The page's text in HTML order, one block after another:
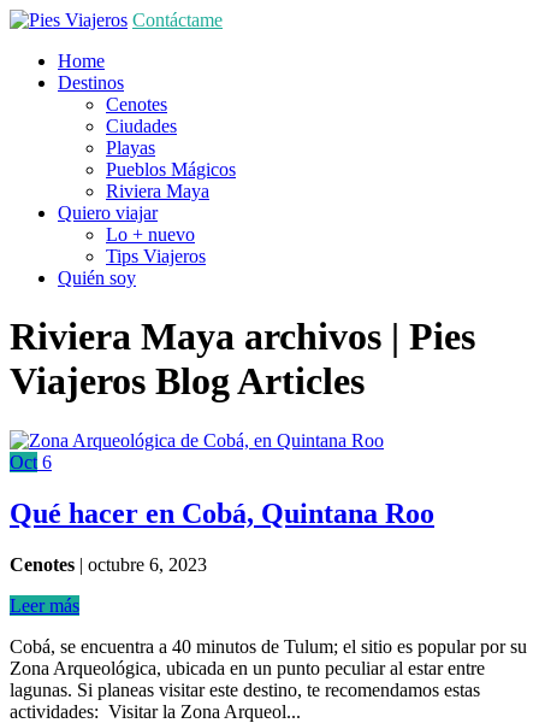
Contáctame
Home
Destinos
Cenotes
Ciudades
Playas
Pueblos Mágicos
Riviera Maya
Quiero viajar
Lo + nuevo
Tips Viajeros
Quién soy
Riviera Maya archivos | Pies
Viajeros Blog Articles
Oct 6
Qué hacer en Cobá, Quintana Roo
Cenotes | octubre 6, 2023
Leer más
Cobá, se encuentra a 40 minutos de Tulum; el sitio es popular por su
Zona Arqueológica, ubicada en un punto peculiar al estar entre
lagunas. Si planeas visitar este destino, te recomendamos estas
actividades: Visitar la Zona Arqueol...